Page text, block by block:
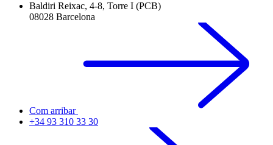
Baldiri Reixac, 4-8, Torre I (PCB)
08028 Barcelona
Com arribar
+34 93 310 33 30